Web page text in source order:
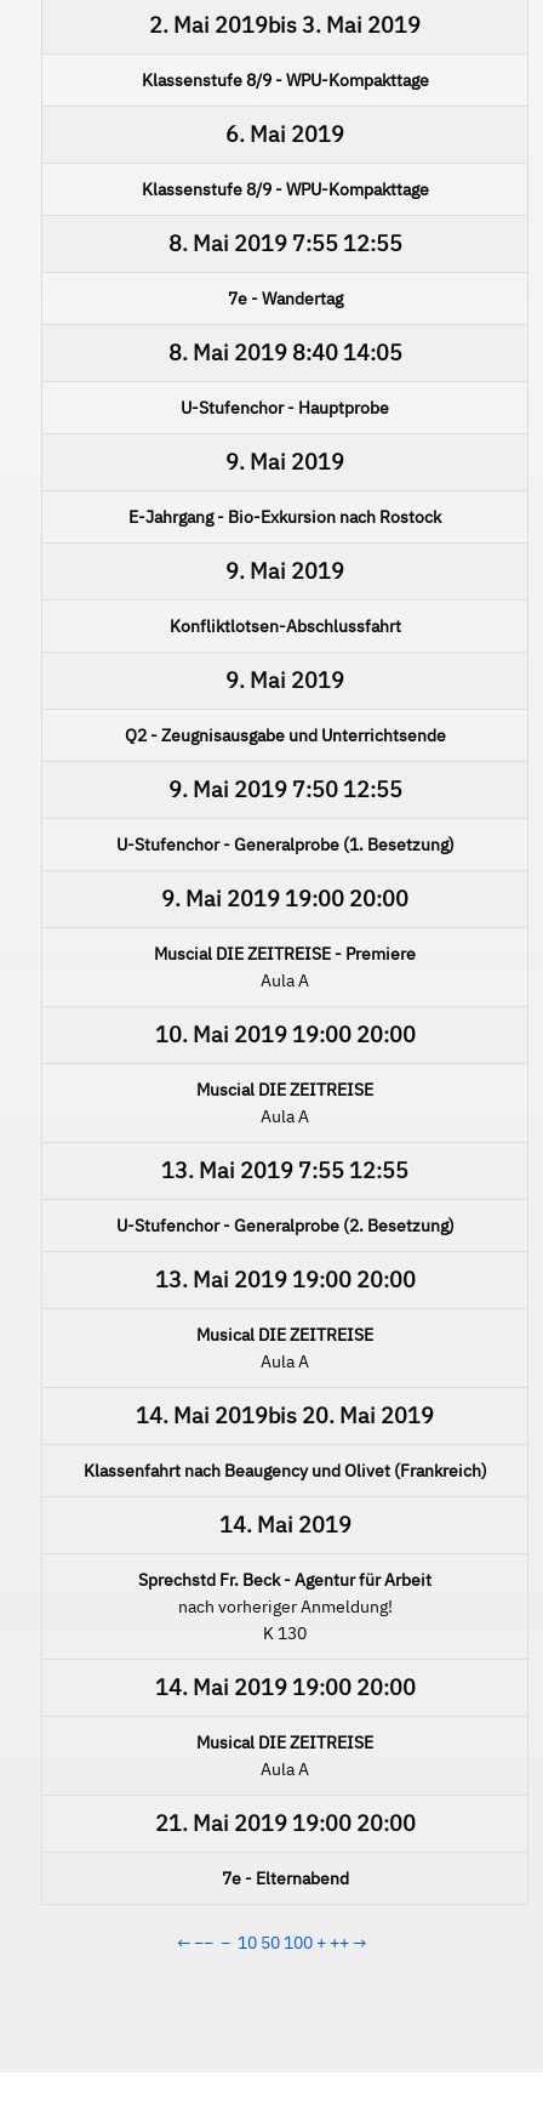
2. Mai 2019bis3. Mai 2019
Klassenstufe 8/9 - WPU-Kompakttage
6. Mai 2019
Klassenstufe 8/9 - WPU-Kompakttage
8. Mai 20197:55 12:55
7e - Wandertag
8. Mai 20198:40 14:05
U-Stufenchor - Hauptprobe
9. Mai 2019
E-Jahrgang - Bio-Exkursion nach Rostock
9. Mai 2019
Konfliktlotsen-Abschlussfahrt
9. Mai 2019
Q2 - Zeugnisausgabe und Unterrichtsende
9. Mai 20197:50 12:55
U-Stufenchor - Generalprobe (1. Besetzung)
9. Mai 2019 19:00 20:00
Muscial DIE ZEITREISE - Premiere
Aula A
10. Mai 201919:00 20:00
Muscial DIE ZEITREISE
Aula A
13. Mai 2019 7:55 12:55
U-Stufenchor - Generalprobe (2. Besetzung)
13. Mai 201919:00 20:00
Musical DIE ZEITREISE
Aula A
14. Mai 2019bis 20. Mai 2019
Klassenfahrt nach Beaugency und Olivet (Frankreich)
14. Mai 2019
Sprechstd Fr. Beck - Agentur für Arbeit
nach vorheriger Anmeldung!
K 130
14. Mai 201919:00 20:00
Musical DIE ZEITREISE
Aula A
21. Mai 201919:00 20:00
7e - Elternabend
← −− − 10 50 100 + ++→